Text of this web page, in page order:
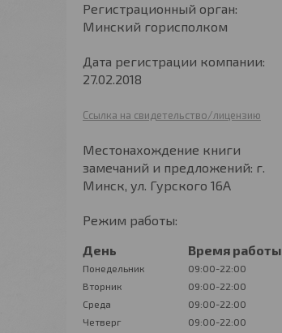
Регистрационный орган:
Минский горисполком
Дата регистрации компании:
27.02.2018
Ссылка на свидетельство/лицензию
Местонахождение книги
замечаний и предложений: г.
Минск, ул. Гурского 16А
Режим работы:
День
Время работы
Понедельник
09:00-22:00
Вторник
09:00-22:00
Среда
09:00-22:00
Четверг
09:00-22:00